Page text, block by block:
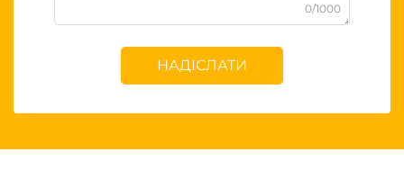
0/1000
НАДІСЛАТИ